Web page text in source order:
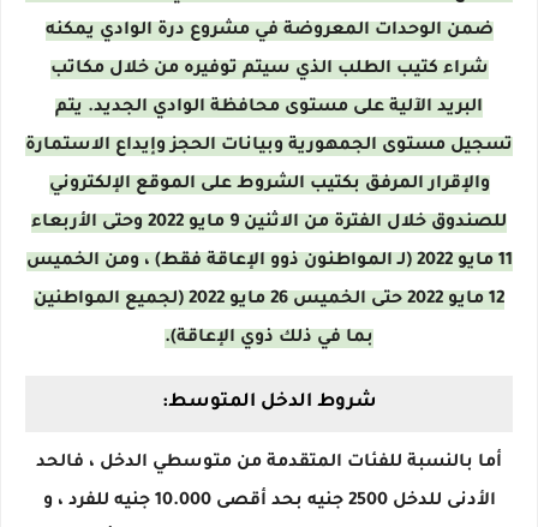
ضمن الوحدات المعروضة في مشروع درة الوادي يمكنه
شراء كتيب الطلب الذي سيتم توفيره من خلال مكاتب
البريد الآلية على مستوى محافظة الوادي الجديد. يتم
تسجيل مستوى الجمهورية وبيانات الحجز وإيداع الاستمارة
والإقرار المرفق بكتيب الشروط على الموقع الإلكتروني
للصندوق خلال الفترة من الاثنين 9 مايو 2022 وحتى الأربعاء
11 مايو 2022 (لـ المواطنون ذوو الإعاقة فقط) ، ومن الخميس
12 مايو 2022 حتى الخميس 26 مايو 2022 (لجميع المواطنين
بما في ذلك ذوي الإعاقة).
شروط الدخل المتوسط:
أما بالنسبة للفئات المتقدمة من متوسطي الدخل ، فالحد
الأدنى للدخل 2500 جنيه بحد أقصى 10.000 جنيه للفرد ، و